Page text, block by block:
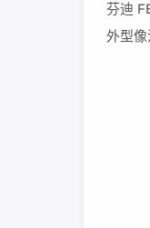
芬迪
外型